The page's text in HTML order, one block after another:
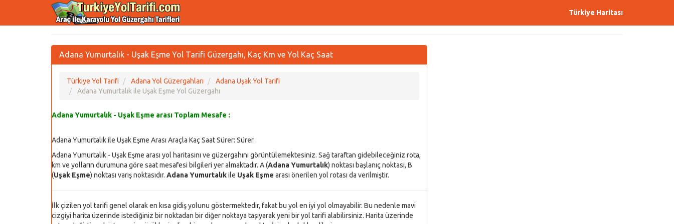
Türkiye Haritası
Adana Yumurtalık - Uşak Eşme Yol Tarifi Güzergahı, Kaç Km ve Yol Kaç Saat
Türkiye Yol Tarifi Adana Yol Güzergahları
Adana Uşak Yol Tarifi
Adana Yumurtalık ile Uşak Eşme Yol Güzergahı
Adana Yumurtalık - Uşak Eşme arası Toplam Mesafe :
Adana Yumurtalık ile Uşak Eşme Arası Araçla Kaç Saat Sürer: Sürer.
Adana Yumurtalık - Uşak Eşme arası yol haritasını ve güzergahını görüntülemektesiniz. Sağ taraftan gidebileceğiniz rota,
km ve yolların durumuna göre saat mesafesi bilgileri yer almaktadır. A (Adana Yumurtalık) noktası başlanıç noktası, B
(Uşak Eşme) noktası varış noktasıdır. Adana Yumurtalıkile Uşak Eşme arası önerilen yol rotası da verilmiştir.
İlk çizilen yol tarifi genel olarak en kısa gidiş yolunu göstermektedir, fakat bu yol en iyi yol olmayabilir. Bu nedenle mavi
cizgiyi harita üzerinde istediğiniz bir noktadan bir diğer noktaya taşıyarak yeni bir yol tarifi alabilirsiniz. Harita üzerinde